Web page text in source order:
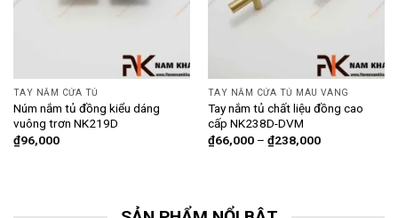
TAY NẮM CỬA TỦ
Núm nắm tủ đồng kiểu dáng
vuông trơn NK219D
₫96,000
TAY NẮM CỬA TỦ MÀU VÀNG
Tay nắm tủ chất liệu đồng cao
cấp NK238D-DVM
₫66,000– ₫238,000